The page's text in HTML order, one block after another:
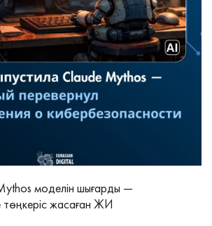
моделін шығарды —
төңкеріс жасаған ЖИ